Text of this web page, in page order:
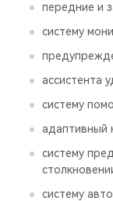
передние и
систему
ассистента
систему
адаптивный
систему
систему